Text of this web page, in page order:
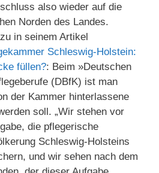
also wieder auf die
Norden des Landes.
in seinem Artikel
Schleswig-Holstein:
füllen?: Beim »Deutschen
(DBfK) ist man
der Kammer hinterlassene
soll. „Wir stehen vor
die pflegerische
Schleswig-Holsteins
und wir sehen nach dem